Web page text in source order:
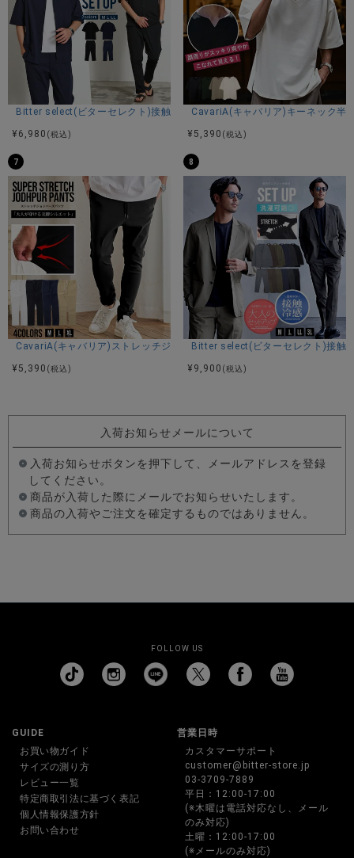
Bitter select(ビターセレクト)接触冷感スーパーストレッチバンドカラー
¥ 6,980 (税込)
CavariA(キャバリア)キーネック半
¥ 5,390 (税込)
7
CavariA(キャバリア)ストレッチジョッパーパンツ/全4色
¥ 5,390 (税込)
8
Bitter select(ビターセレクト)接触
¥ 9,900 (税込)
入荷お知らせメールについて
入荷お知らせボタンを押下して、メールアドレスを登録
してください。
商品が入荷した際にメールでお知らせいたします。
商品の入荷やご注文を確定するものではありません。
FOLLOW US
GUIDE
お買い物ガイド
サイズの測り方
レビュー一覧
特定商取引法に基づく表記
個人情報保護方針
お問い合わせ
営業日時
カスタマーサポート
customer@bitter-store.jp
03-3709-7889
平日：12:00-17:00
(※木曜は電話対応なし、メール
のみ対応)
土曜：12:00-17:00
(※メールのみ対応)